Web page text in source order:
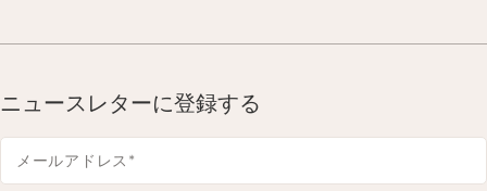
ニュースレターに登録する
メールアドレス *